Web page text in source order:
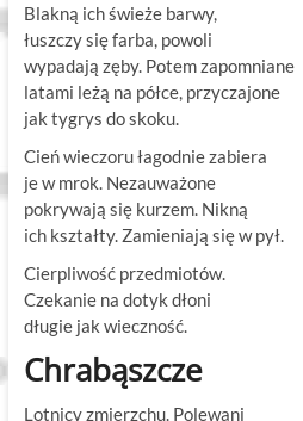
Blakną ich świeże barwy,
łuszczy się farba, powoli
wypadają zęby. Potem zapomniane
latami leżą na półce, przyczajone
jak tygrys do skoku.
Cień wieczoru łagodnie zabiera
je w mrok. Nezauważone
pokrywają się kurzem. Nikną
ich kształty. Zamieniają się w pył.
Cierpliwość przedmiotów.
Czekanie na dotyk dłoni
długie jak wieczność.
Chrabąszcze
Lotnicy zmierzchu. Polewani